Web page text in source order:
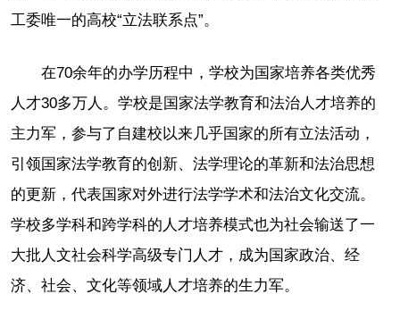
工委唯一的高校“立法联系点”。
在70余年的办学历程中，学校为国家培养各类优秀
人才30多万人。学校是国家法学教育和法治人才培养的
主力军，参与了自建校以来几乎国家的所有立法活动，
引领国家法学教育的创新、法学理论的革新和法治思想
的更新，代表国家对外进行法学学术和法治文化交流。
学校多学科和跨学科的人才培养模式也为社会输送了一
大批人文社会科学高级专门人才，成为国家政治、经
济、社会、文化等领域人才培养的生力军。